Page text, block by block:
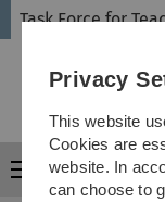
Task Force for
Menu
Privacy
This website
Cookies are
website. In
can choose to